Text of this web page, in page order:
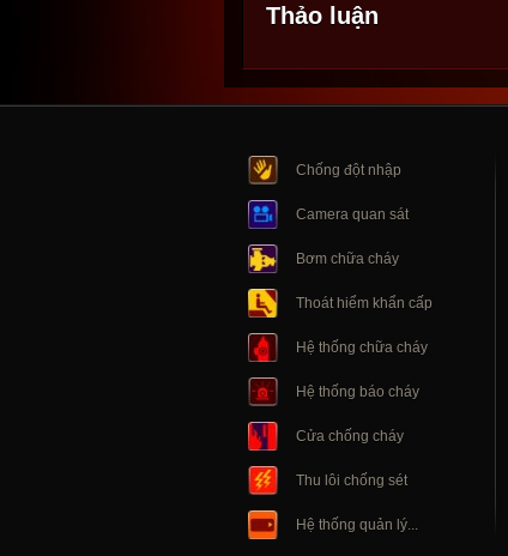
Thảo luận
Chống đột nhập
Camera quan sát
Bơm chữa cháy
Thoát hiểm khẩn cấp
Hệ thống chữa cháy
Hệ thống báo cháy
Cửa chống cháy
Thu lôi chống sét
Hệ thống quản lý...